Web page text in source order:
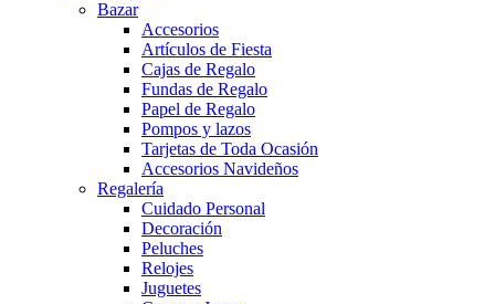
Bazar
Accesorios
Artículos de Fiesta
Cajas de Regalo
Fundas de Regalo
Papel de Regalo
Pompos y lazos
Tarjetas de Toda Ocasión
Accesorios Navideños
Regalería
Cuidado Personal
Decoración
Peluches
Relojes
Juguetes